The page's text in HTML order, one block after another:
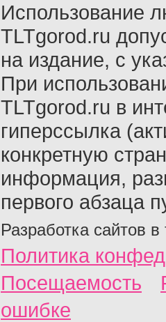
Использование
TLTgorod.ru
на издание, с
При
TLTgorod.ru в
гиперссылка
конкретную
информация,
первого абзаца
Разработка сайтов в
Политика
Посещаемость
ошибке